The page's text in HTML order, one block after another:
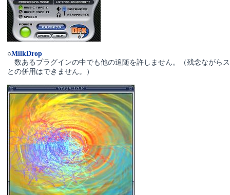
○MilkDrop
数あるプラグインの中でも他の追随を許しません。（残念ながら
との併用はできません。）